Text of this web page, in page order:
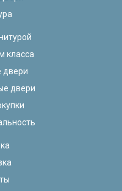
класса
двери
двери